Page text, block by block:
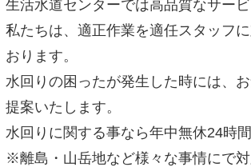
生活水道センターでは高品質なサー
私たちは、適正作業を適任スタッフ
おります。
水回りの困ったが発生した時には、
提案いたします。
水回りに関する事なら年中無休24時
※離島・山岳地など様々な事情にで対